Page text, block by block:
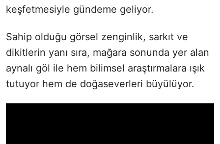
keşfetmesiyle gündeme geliyor.
Sahip olduğu görsel zenginlik, sarkıt ve
dikitlerin yanı sıra, mağara sonunda yer alan
aynalı göl ile hem bilimsel araştırmalara ışık
tutuyor hem de doğaseverleri büyülüyor.